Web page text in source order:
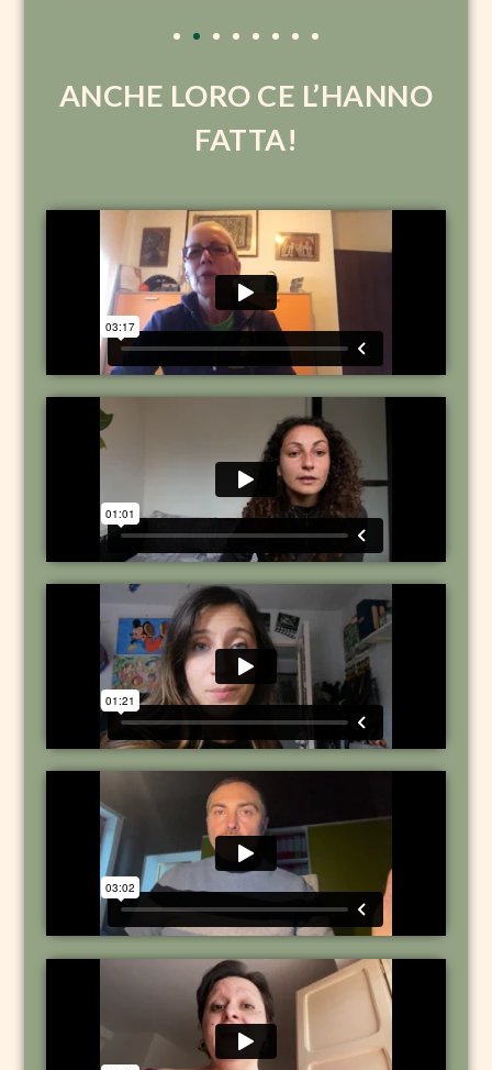
ANCHE LORO CE L’HANNO
FATTA!